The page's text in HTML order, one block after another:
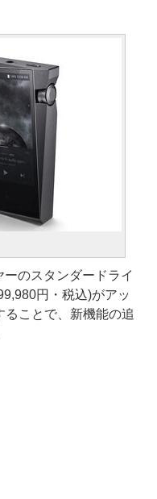
のスタンダードライ
円・税込)がアッ
ことで、新機能の追